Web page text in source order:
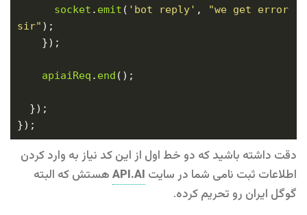
socket . emit ( 'bot reply' ,
"we get error
sir"
apiaiReq . end
دقت داشته باشید که دو خط اول از این کد نیاز به وارد کردن
اطلاعات ثبت نامی شما در سایت API.AIهستش که البته
گوگل ایران رو تحریم کرده.